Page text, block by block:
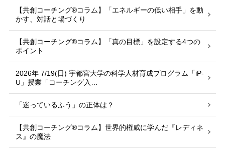
【共創コーチング®︎コラム】「エネルギーの低い相手」を動
かす、対話と場づくり
【共創コーチング®︎コラム】「真の目標」を設定する4つの
ポイント
2026年 7/19(日) 宇都宮大学の科学人材育成プログラム「iP-
U」授業「コーチング入…
「迷っているふう」の正体は？
【共創コーチング®︎コラム】世界的権威に学んだ『レディネ
ス』の魔法